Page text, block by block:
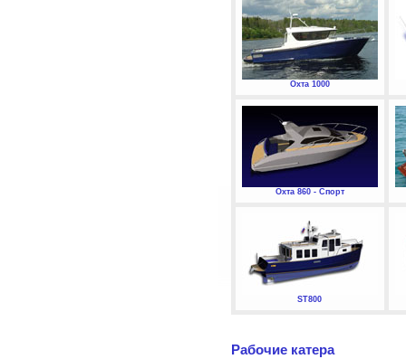
Охта 1000
Охта 860 - Спорт
ST800
Рабочие катера